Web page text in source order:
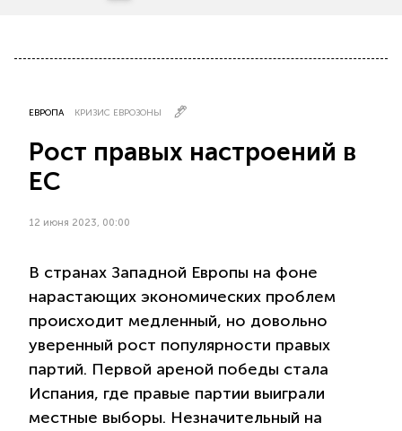
ЕВРОПА КРИЗИС ЕВРОЗОНЫ
Рост правых настроений в
ЕС
12 июня 2023, 00:00
В странах Западной Европы на фоне
нарастающих экономических проблем
происходит медленный, но довольно
уверенный рост популярности правых
партий. Первой ареной победы стала
Испания, где правые партии выиграли
местные выборы. Незначительный на